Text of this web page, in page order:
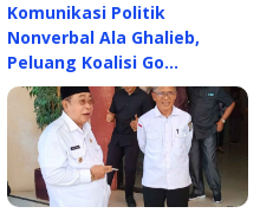
Komunikasi Politik
Nonverbal Ala Ghalieb,
Peluang Koalisi Go…